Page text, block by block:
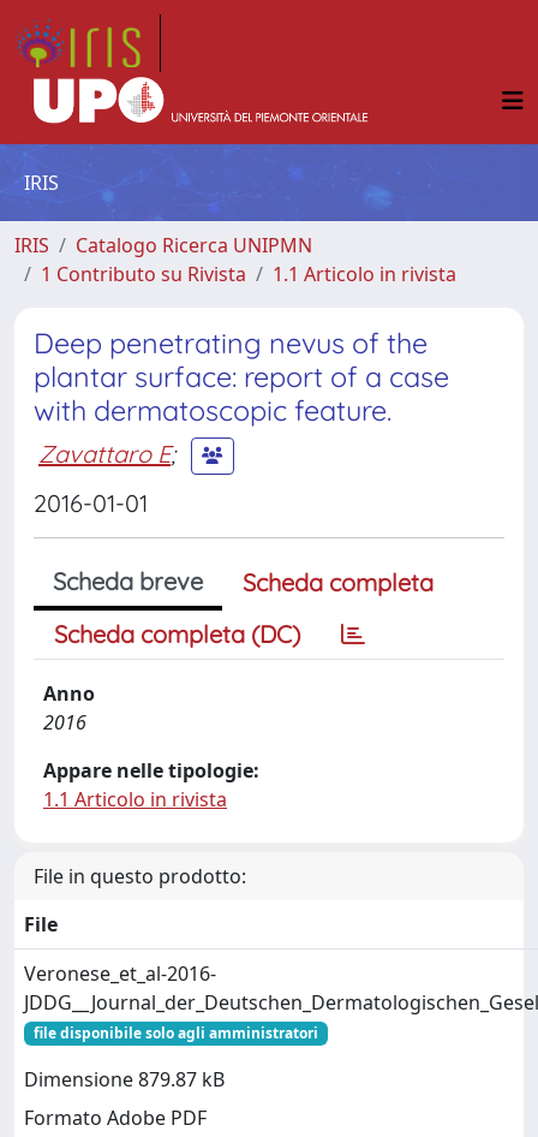
IRIS
IRIS
Catalogo Ricerca UNIPMN
1 Contributo su Rivista
1.1 Articolo in rivista
Deep penetrating nevus of the
plantar surface: report of a case
with dermatoscopic feature.
Zavattaro E;
2016-01-01
Scheda breve
Scheda completa
Scheda completa (DC)
Anno
2016
Appare nelle tipologie:
1.1 Articolo in rivista
File in questo prodotto:
File
Veronese_et_al-2016-
file disponibile solo agli amministratori
Dimensione 879.87 kB
Formato Adobe PDF